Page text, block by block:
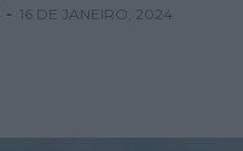
- 16 DE JANEIRO, 2024